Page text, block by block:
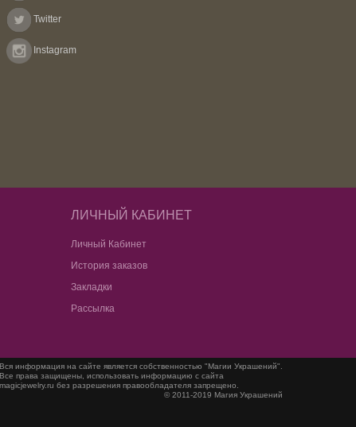
Twitter
Instagram
ЛИЧНЫЙ КАБИНЕТ
Личный Кабинет
История заказов
Закладки
Рассылка
Вся информация на сайте является собственностью "Магии Украшений".
Все права защищены, использовать информацию с сайта
magicjewelry.ru без разрешения правообладателя запрещено.
© 2011-2019 Магия Украшений